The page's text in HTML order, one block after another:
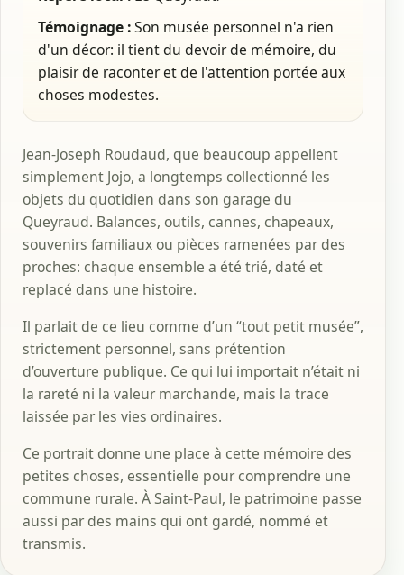
Témoignage :Son musée personnel n'a rien
d'un décor: il tient du devoir de mémoire, du
plaisir de raconter et de l'attention portée aux
choses modestes.
Jean-Joseph Roudaud, que beaucoup appellent
simplement Jojo, a longtemps collectionné les
objets du quotidien dans son garage du
Queyraud. Balances, outils, cannes, chapeaux,
souvenirs familiaux ou pièces ramenées par des
proches: chaque ensemble a été trié, daté et
replacé dans une histoire.
Il parlait de ce lieu comme d’un “tout petit musée”,
strictement personnel, sans prétention
d’ouverture publique. Ce qui lui importait n’était ni
la rareté ni la valeur marchande, mais la trace
laissée par les vies ordinaires.
Ce portrait donne une place à cette mémoire des
petites choses, essentielle pour comprendre une
commune rurale. À Saint-Paul, le patrimoine passe
aussi par des mains qui ont gardé, nommé et
transmis.